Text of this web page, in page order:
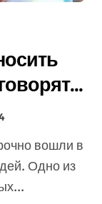
Одно из